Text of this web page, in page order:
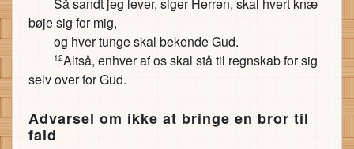
bøje sig for mig,
og hver tunge skal bekende Gud.
12Altså, enhver af os skal stå til regnskab for sig
selv over for Gud.
Advarsel om ikke at bringe en bror til
fald